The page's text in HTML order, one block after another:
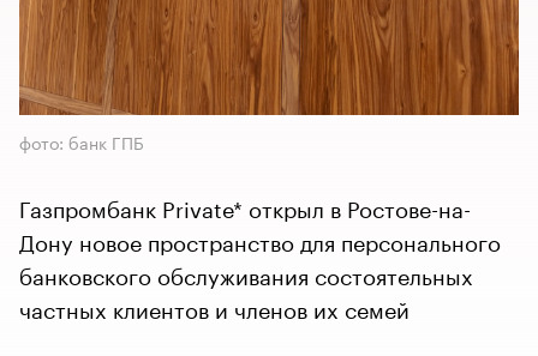
фото: банк ГПБ
Газпромбанк Private* открыл в Ростове-на-
Дону новое пространство для персонального
банковского обслуживания состоятельных
частных клиентов и членов их семей